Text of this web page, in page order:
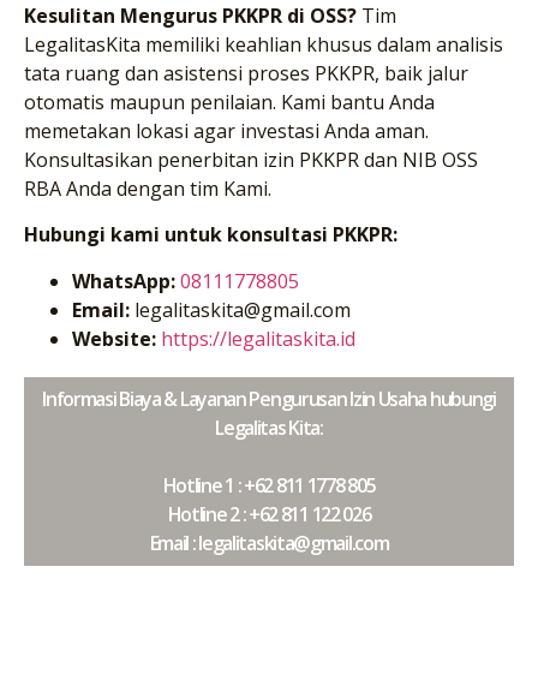
Kesulitan Mengurus PKKPR di OSS? Tim
LegalitasKita memiliki keahlian khusus dalam analisis
tata ruang dan asistensi proses PKKPR, baik jalur
otomatis maupun penilaian. Kami bantu Anda
memetakan lokasi agar investasi Anda aman.
Konsultasikan penerbitan izin PKKPR dan NIB OSS
RBA Anda dengan tim Kami.
Hubungi kami untuk konsultasi PKKPR:
WhatsApp:08111778805
Email: legalitaskita@gmail.com
Website: https://legalitaskita.id
Informasi Biaya & Layanan Pengurusan Izin Usaha hubungi
Legalitas Kita:
Hotline 1 : +62 811 1778 805
Hotline 2 : +62 811 122 026
Email : legalitaskita@gmail.com